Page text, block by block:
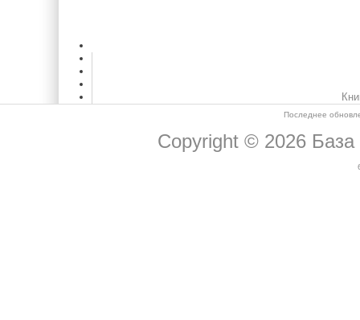
Последнее
Copyright © 2026 База